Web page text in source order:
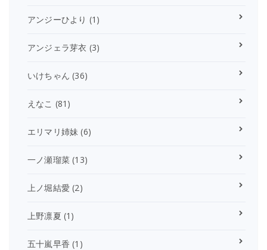
アンジーひより (1)
アンジェラ芽衣 (3)
いけちゃん (36)
えなこ (81)
エリマリ姉妹 (6)
一ノ瀬瑠菜 (13)
上ノ堀結愛 (2)
上野凛夏 (1)
五十嵐早香 (1)